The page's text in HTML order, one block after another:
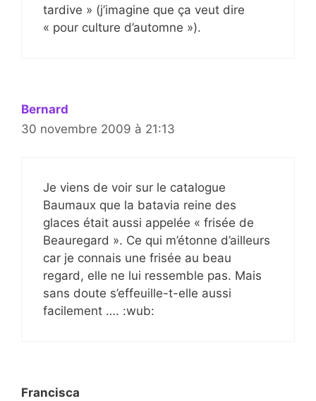
tardive » (j’imagine que ça veut dire
« pour culture d’automne »).
Bernard
30 novembre 2009 à 21:13
Je viens de voir sur le catalogue
Baumaux que la batavia reine des
glaces était aussi appelée « frisée de
Beauregard ». Ce qui m’étonne d’ailleurs
car je connais une frisée au beau
regard, elle ne lui ressemble pas. Mais
sans doute s’effeuille-t-elle aussi
facilement …. :wub:
Francisca